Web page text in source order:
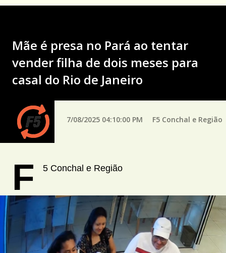
Mãe é presa no Pará ao tentar
vender filha de dois meses para
casal do Rio de Janeiro
7/08/2025 04:10:00 PM F5 Conchal e Região
F 5 Conchal e Região